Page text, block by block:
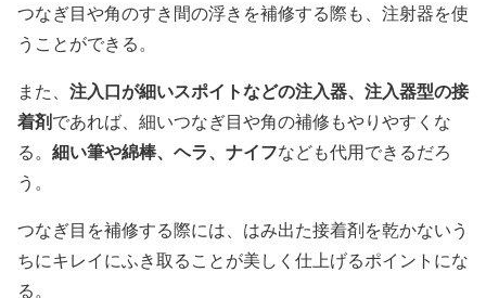
つなぎ目や角のすき間の浮きを補修する際も、注射器を使
うことができる。
また、 注入口が細いスポイトなどの注入器、注入器型の接
着剤であれば、細いつなぎ目や角の補修もやりやすくな
る。 細い筆や綿棒、ヘラ、ナイフなども代用できるだろ
う。
つなぎ目を補修する際には、はみ出た接着剤を乾かないう
ちにキレイにふき取ることが美しく仕上げるポイントにな
る。